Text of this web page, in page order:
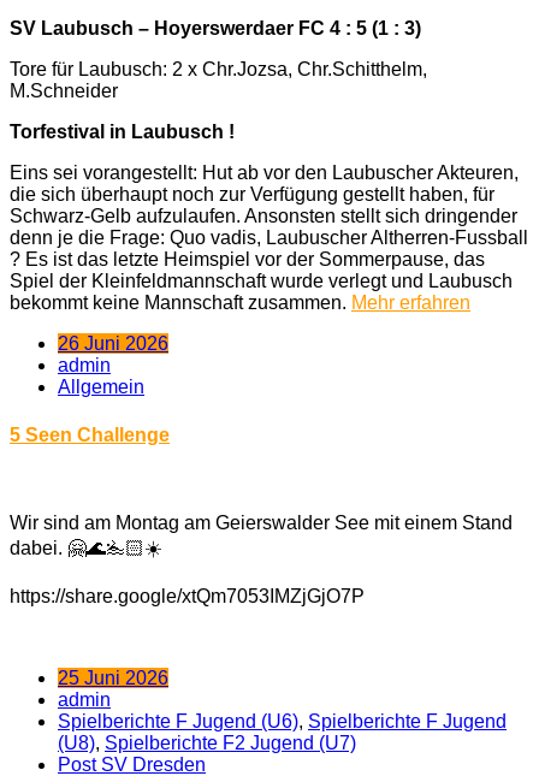
SV Laubusch – Hoyerswerdaer FC 4 : 5 (1 : 3)
Tore für Laubusch: 2 x Chr.Jozsa, Chr.Schitthelm,
M.Schneider
Torfestival in Laubusch !
Eins sei vorangestellt: Hut ab vor den Laubuscher Akteuren,
die sich überhaupt noch zur Verfügung gestellt haben, für
Schwarz-Gelb aufzulaufen. Ansonsten stellt sich dringender
denn je die Frage: Quo vadis, Laubuscher Altherren-Fussball
? Es ist das letzte Heimspiel vor der Sommerpause, das
Spiel der Kleinfeldmannschaft wurde verlegt und Laubusch
bekommt keine Mannschaft zusammen. Mehr erfahren
26 Juni 2026
admin
Allgemein
5 Seen Challenge
Wir sind am Montag am Geierswalder See mit einem Stand
dabei. 🤗🌊🏊🏻☀️
https://share.google/xtQm7053IMZjGjO7P
25 Juni 2026
admin
Spielberichte F Jugend (U6), Spielberichte F Jugend
(U8), Spielberichte F2 Jugend (U7)
Post SV Dresden